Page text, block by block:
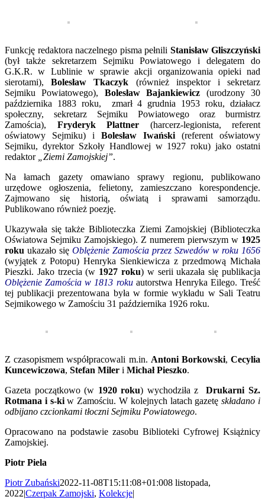
Funkcję redaktora naczelnego pisma pełnili Stanisław Gliszczyński
(był także sekretarzem Sejmiku Powiatowego i delegatem do
G.K.R. w Lublinie w sprawie akcji organizowania opieki nad
sierotami),Bolesław Tkaczyk (również inspektor i sekretarz
Sejmiku Powiatowego), Bolesław Bajankiewicz (urodzony 30
października 1883 roku, zmarł 4 grudnia 1953 roku, działacz
społeczny, sekretarz Sejmiku Powiatowego oraz burmistrz
Zamościa), Fryderyk Plattner (harcerz-legionista, referent
oświatowy Sejmiku) i Bolesław Iwański (referent oświatowy
Sejmiku, dyrektor Szkoły Handlowej w 1927 roku) jako ostatni
redaktor
„Ziemi Zamojskiej”.
Na łamach gazety omawiano sprawy regionu, publikowano
urzędowe ogłoszenia, felietony, zamieszczano korespondencje.
Zajmowano się historią, oświatą i sprawami samorządu.
Publikowano również poezję.
Ukazywała się także Biblioteczka Ziemi Zamojskiej (Biblioteczka
Oświatowa Sejmiku Zamojskiego). Z numerem pierwszym w 1925
roku ukazało się Oblężenie Zamościa przez Szwedów w roku 1656
(wyjątek z Potopu) Henryka Sienkiewicza z przedmową Michała
Pieszki. Jako trzecia (w 1927 roku) w serii ukazała się publikacja
Oblężenie Zamościa w 1813 rokuautorstwa Henryka Eilego. Treść
tej publikacji prezentowana była w formie wykładu w Sali Teatru
Sejmikowego w Zamościu 31 października 1926 roku.
Z czasopismem współpracowali m.in. Antoni Borkowski,Cecylia
Kuncewiczowa, Stefan Miler i Michał Pieszko.
Gazeta początkowo (w 1920 roku) wychodziła zDrukarni Sz.
Rotmana i s-kiw Zamościu. W kolejnych latach gazetęskładano i
odbijano czcionkami tłoczni Sejmiku Powiatowego.
Opracowano na podstawie zasobu Biblioteki Cyfrowej Książnicy
Zamojskiej.
Piotr Piela
Piotr Zubański2022-11-08T15:11:08+01:008 listopada,
2022|Czerpak Zamojski, Kolekcje|